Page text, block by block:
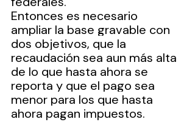
Entonces es necesario
ampliar la base gravable con
dos objetivos, que la
recaudación sea aun más alta
de lo que hasta ahora se
reporta y que el pago sea
menor para los que hasta
ahora pagan impuestos.